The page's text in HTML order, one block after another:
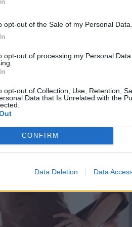
opt-out of the Sale of my Personal Data.
opt-out of processing my Personal
opt-out of Collection, Use, Retention,
Data that Is Unrelated with the
CONFIRM
Data Deletion Data
φιλοσοφία του κάθε